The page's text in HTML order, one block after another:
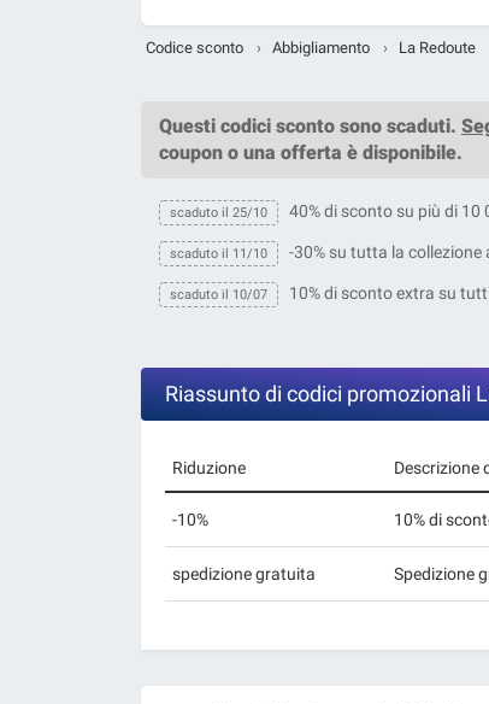
Codice sconto › Abbigliamento › La Redoute
Questi codici sconto sono scaduti.
coupon o una offerta è disponibile.
scaduto il 25/10 40% di sconto su più di
scaduto il 11/10 -30% su tutta la
scaduto il 10/07 10% di sconto extra su
Riassunto di codici promozionali
Riduzione Descrizione
-10% 10% di
spedizione gratuita Spedizione